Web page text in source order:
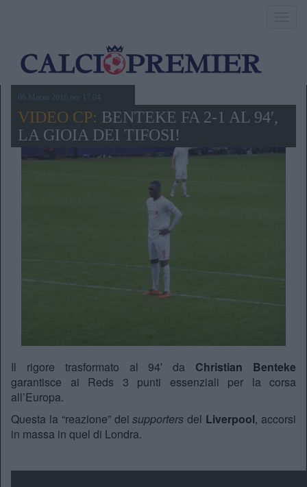
06 Marzo 2016,ore 17.04
VIDEO CP: BENTEKE FA 2-1 AL 94′,
LA GIOIA DEI TIFOSI!
Il rigore trasformato al 94′ da Christian Benteke
garantisce ai Reds 3 punti essenziali per la corsa
all’Europa.
Questa la “reazione” deisupporters del Liverpool, accorsi
in massa in quel di Londra.